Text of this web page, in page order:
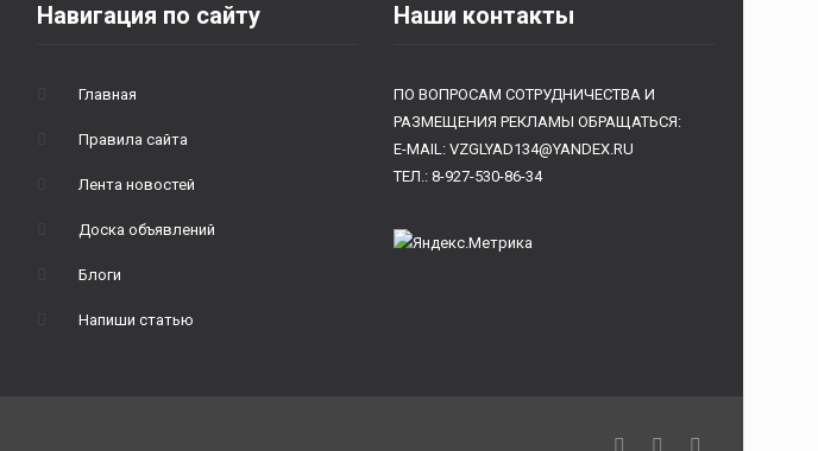
Навигация по сайту
Главная
Правила сайта
Лента новостей
Доска объявлений
Блоги
Напиши статью
Наши контакты
ПО ВОПРОСАМ СОТРУДНИЧЕСТВА И
РАЗМЕЩЕНИЯ РЕКЛАМЫ ОБРАЩАТЬСЯ:
E-MAIL: VZGLYAD134@YANDEX.RU
ТЕЛ.: 8-927-530-86-34